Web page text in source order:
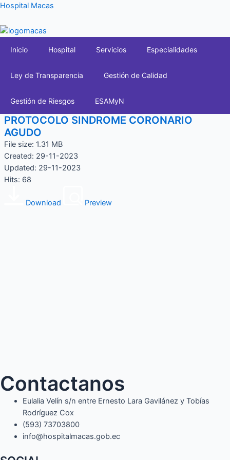
Ir
contenido
Hospital Macas
Inicio Hospital Servicios Especialidades
Ley de Transparencia Gestión de Calidad
Gestión de Riesgos ESAMyN
PROTOCOLO SINDROME CORONARIO
AGUDO
File size: 1.31 MB
Created: 29-11-2023
Updated: 29-11-2023
Hits: 68
Download Preview
Contactanos
Eulalia Velín s/n entre Ernesto Lara Gavilánez y Tobías
Rodríguez Cox
(593) 73703800​
info@hospitalmacas.gob.ec